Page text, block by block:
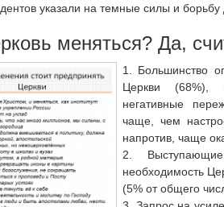
указали на темные силы и борьбу
меняться? Да,
1. Большинство
Церкви (68%),
негативные
чаще, чем
напротив, чаще
2.
необходимость
(5% от общего